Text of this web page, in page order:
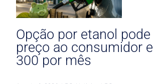
Opção por etanol
preço ao consumidor
300 por mês